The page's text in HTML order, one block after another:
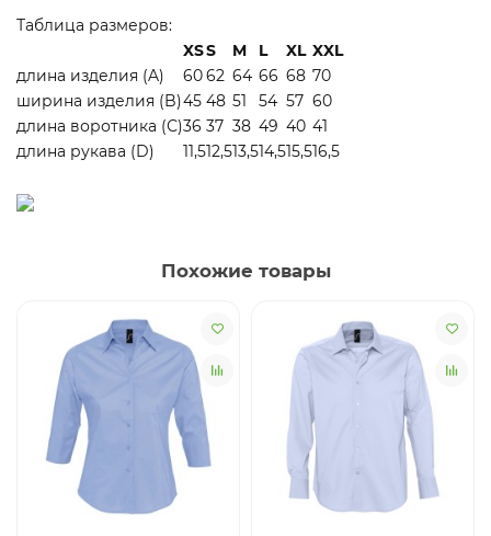
Таблица размеров:
XSS M L XL XXL
длина изделия (A)
6062 64 66 68 70
ширина изделия (B)45 48 51 54 57 60
длина воротника (С)36 37 38 49 40 41
длина рукава (D)
11,512,513,514,515,516,5
Похожие товары